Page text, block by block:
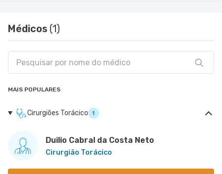
Médicos (1)
MAIS POPULARES
Cirurgiões Torácico 1
Duilio Cabral da Costa Neto
Cirurgião Torácico